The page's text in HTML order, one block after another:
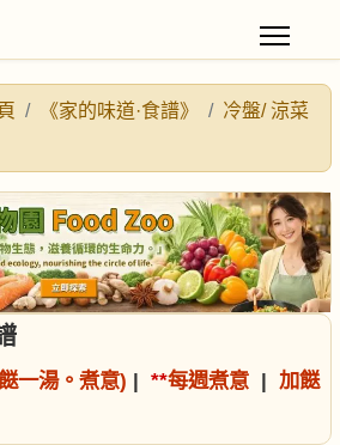
《家的味道·食譜》
冷盤/ 涼菜
一湯。煮意) | **每週煮意 | 加餸